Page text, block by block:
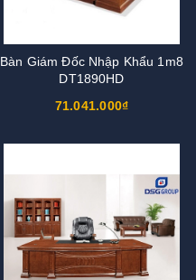
Bàn Giám Đốc Nhập Khẩu 1m8
DT1890HD
71.041.000₫